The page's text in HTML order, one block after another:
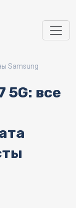
Samsung
5G: все